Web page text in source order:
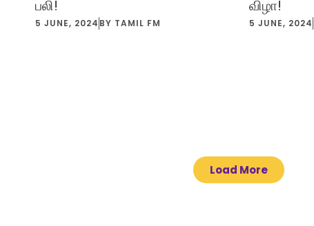
பலி!
5 JUNE, 2024 BY TAMIL FM
விழா!
5 JUNE, 2024
Load More